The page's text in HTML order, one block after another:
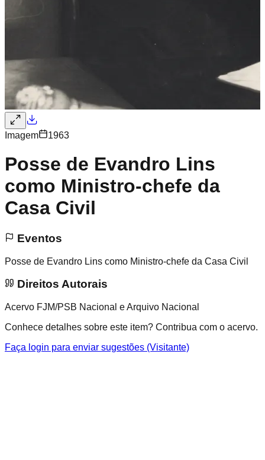
Imagem 1963
Posse de Evandro Lins
como Ministro-chefe da
Casa Civil
Eventos
Posse de Evandro Lins como Ministro-chefe da Casa Civil
Direitos Autorais
Acervo FJM/PSB Nacional e Arquivo Nacional
Conhece detalhes sobre este item? Contribua com o acervo.
Faça login para enviar sugestões (Visitante)